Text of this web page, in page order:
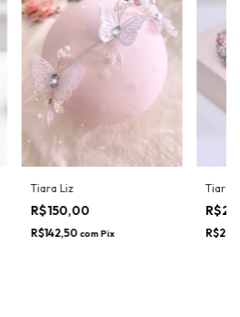
Tiara Liz
R$150,00
R$142,50 com Pix
Tiara